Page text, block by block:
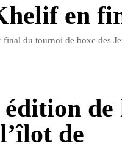
en
du tournoi de boxe des
édition de
de